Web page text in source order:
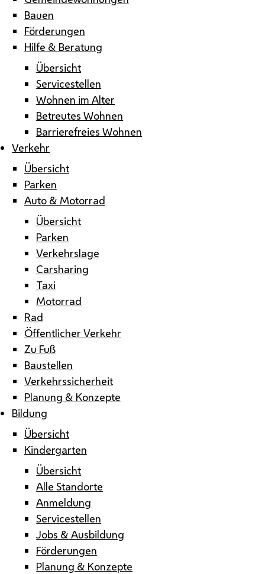
Bauen
Förderungen
Hilfe & Beratung
Übersicht
Servicestellen
Wohnen im Alter
Betreutes Wohnen
Barrierefreies Wohnen
Verkehr
Übersicht
Parken
Auto & Motorrad
Übersicht
Parken
Verkehrslage
Carsharing
Taxi
Motorrad
Rad
Öffentlicher Verkehr
Zu Fuß
Baustellen
Verkehrssicherheit
Planung & Konzepte
Bildung
Übersicht
Kindergarten
Übersicht
Alle Standorte
Anmeldung
Servicestellen
Jobs & Ausbildung
Förderungen
Planung & Konzepte